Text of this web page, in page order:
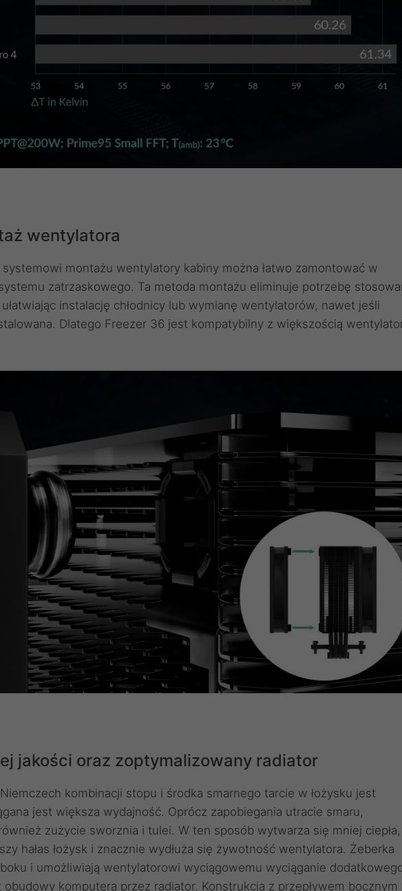
wentylatora
montażu wentylatory kabiny można łatwo zamontować w
zatrzaskowego. Ta metoda montażu eliminuje potrzebę
instalację chłodnicy lub wymianę wentylatorów, nawet jeśli
Dlatego Freezer 36 jest kompatybilny z większością
jakości oraz zoptymalizowany radiator
kombinacji stopu i środka smarnego tarcie w łożysku jest
jest większa wydajność. Oprócz zapobiegania utracie smaru,
zużycie sworznia i tulei. W ten sposób wytwarza się mniej ciepła,
hałas łożysk i znacznie wydłuża się żywotność wentylatora. Żeberka
i umożliwiają wentylatorowi wyciągowemu wyciąganie
obudowy komputera przez radiator. Konstrukcja z przepływem bocznym